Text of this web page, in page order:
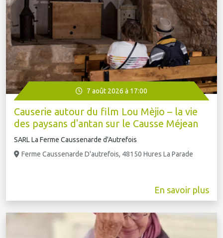
7 août 2026 à 17:00
Causerie autour du film Lou Mèjio – la vie
des paysans d'antan sur le Causse Méjean
SARL La Ferme Caussenarde d'Autrefois
Ferme Caussenarde D'autrefois, 48150 Hures La Parade
En savoir plus